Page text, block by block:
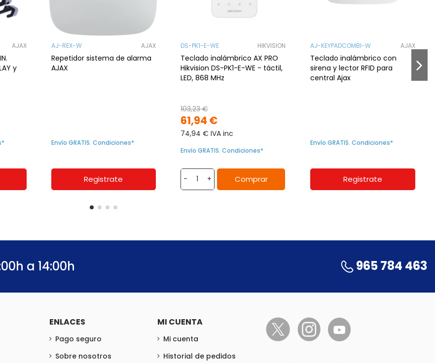
AJAX
y
AJ-REX-W AJAX
Repetidor sistema de alarma
AJAX
Envío GRATIS. Condiciones*
Registrate
DS-PK1-E-WE HIKVISION
Teclado inalámbrico AX PRO
Hikvision DS-PK1-E-WE - táctil,
LED, 868 MHz
61,94 €
103,23 €
74,94 € IVA inc
Envío GRATIS. Condiciones*
- + Comprar
AJ-KEYPADCOMBI-W AJAX
Teclado inalámbrico con
sirena y lector RFID para
central Ajax
Envío GRATIS. Condiciones*
Registrate
a 14:00h 965 784 463
ENLACES
Pago seguro
Sobre nosotros
MI CUENTA
Mi cuenta
Historial de pedidos